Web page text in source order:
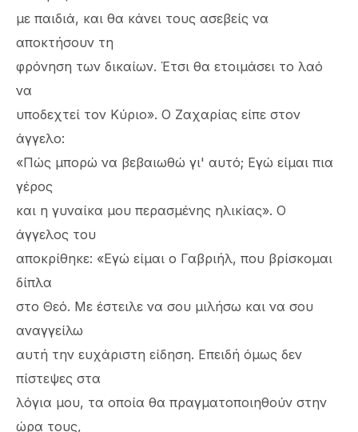
με παιδιά, και θα κάνει τους ασεβείς να
αποκτήσουν τη
φρόνηση των δικαίων. Έτσι θα ετοιμάσει το λαό
να
υποδεχτεί τον Κύριο». Ο Ζαχαρίας είπε στον
άγγελο:
«Πώς μπορώ να βεβαιωθώ γι' αυτό; Εγώ είμαι πια
γέρος
και η γυναίκα μου περασμένης ηλικίας». Ο
άγγελος του
αποκρίθηκε: «Εγώ είμαι ο Γαβριήλ, που βρίσκομαι
δίπλα
στο Θεό. Με έστειλε να σου μιλήσω και να σου
αναγγείλω
αυτή την ευχάριστη είδηση. Επειδή όμως δεν
πίστεψες στα
λόγια μου, τα οποία θα πραγματοποιηθούν στην
ώρα τους,